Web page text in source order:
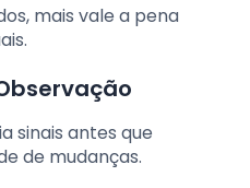
mais vale a pena
sinais antes que
de mudanças.